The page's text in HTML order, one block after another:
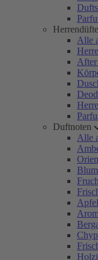
Herrendüfte
Alle
After
Duftnoten
Alle